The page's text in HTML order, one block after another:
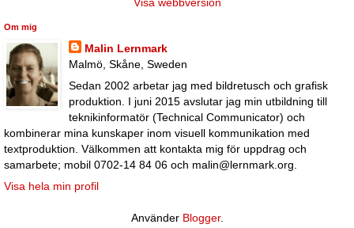
Om mig
Malin Lernmark
Malmö, Skåne, Sweden
Sedan 2002 arbetar jag med bildretusch och grafisk
produktion. I juni 2015 avslutar jag min utbildning till
teknikinformatör (Technical Communicator) och
kombinerar mina kunskaper inom visuell kommunikation med
textproduktion. Välkommen att kontakta mig för uppdrag och
samarbete; mobil 0702-14 84 06 och malin@lernmark.org.
Visa hela min profil
Använder Blogger.